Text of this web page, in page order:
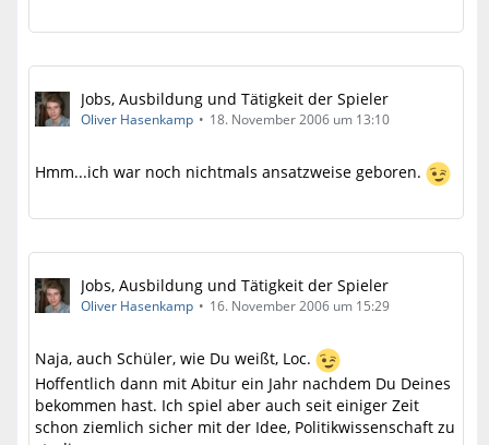
Jobs, Ausbildung und Tätigkeit der Spieler
Oliver Hasenkamp 18. November 2006 um 13:10
Hmm...ich war noch nichtmals ansatzweise geboren.
Jobs, Ausbildung und Tätigkeit der Spieler
Oliver Hasenkamp 16. November 2006 um 15:29
Naja, auch Schüler, wie Du weißt, Loc.
Hoffentlich dann mit Abitur ein Jahr nachdem Du Deines
bekommen hast. Ich spiel aber auch seit einiger Zeit
schon ziemlich sicher mit der Idee, Politikwissenschaft zu